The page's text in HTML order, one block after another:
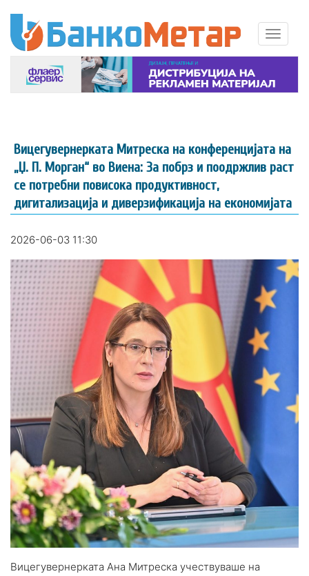
Вицегувернерката Митреска на конференцијата на
„Џ. П. Морган“ во Виена: За побрз и поодржлив раст
се потребни повисока продуктивност,
дигитализација и диверзификација на економијата
2026-06-03 11:30
Вицегувернерката Ана Митреска учествуваше на